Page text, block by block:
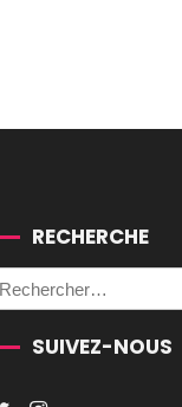
RECHERCHE
SUIVEZ-NOUS